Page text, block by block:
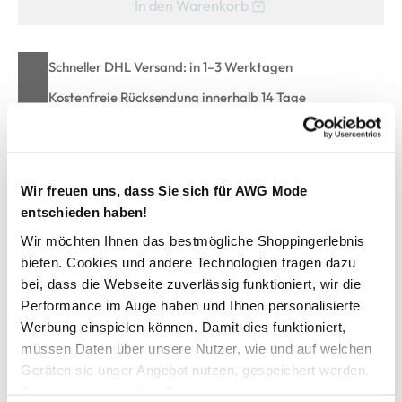
Wir freuen uns, dass Sie sich für AWG Mode
entschieden haben!
Wir möchten Ihnen das bestmögliche Shoppingerlebnis
bieten. Cookies und andere Technologien tragen dazu
bei, dass die Webseite zuverlässig funktioniert, wir die
Performance im Auge haben und Ihnen personalisierte
Werbung einspielen können. Damit dies funktioniert,
müssen Daten über unsere Nutzer, wie und auf welchen
Geräten sie unser Angebot nutzen, gespeichert werden.
In den Warenkorb
Schneller DHL Versand: in 1–3 Werktagen
Kostenfreie Rücksendung innerhalb 14 Tage
Kostenlose Filiallieferung in Ihre Wunschfiliale
Zur Wunschliste hinzufügen
Hailys LS P BL RO44BINA Cordbluse
Modische Damenbluse aus Cord von Hailys
Durchgehende Knopfleiste
Praktische Turn-up-Ärmel mit Fixierung
Länger geschnittene Form mit abgerundetem Saum